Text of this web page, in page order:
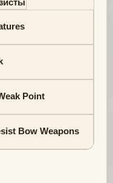
Point
Bow Weapons